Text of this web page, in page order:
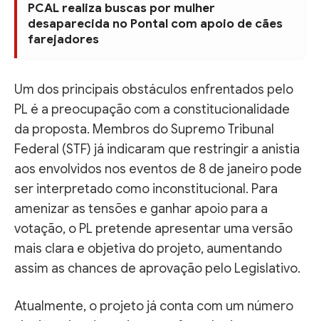
PCAL realiza buscas por mulher
desaparecida no Pontal com apoio de cães
farejadores
Um dos principais obstáculos enfrentados pelo
PL é a preocupação com a constitucionalidade
da proposta. Membros do Supremo Tribunal
Federal (STF) já indicaram que restringir a anistia
aos envolvidos nos eventos de 8 de janeiro pode
ser interpretado como inconstitucional. Para
amenizar as tensões e ganhar apoio para a
votação, o PL pretende apresentar uma versão
mais clara e objetiva do projeto, aumentando
assim as chances de aprovação pelo Legislativo.
Atualmente, o projeto já conta com um número